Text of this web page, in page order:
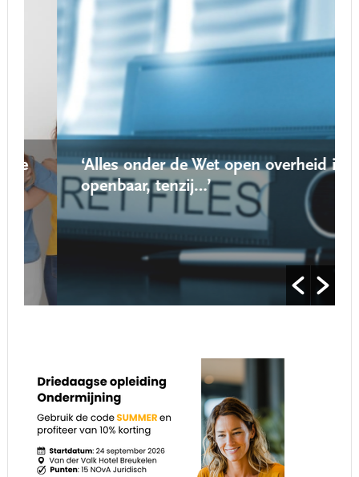
‘Alles onder de Wet open overheid is
openbaar, tenzij…’